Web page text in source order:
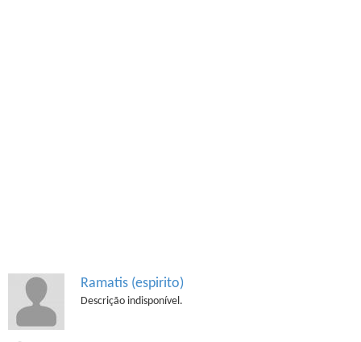
Ramatis (espirito)
Descrição indisponível.